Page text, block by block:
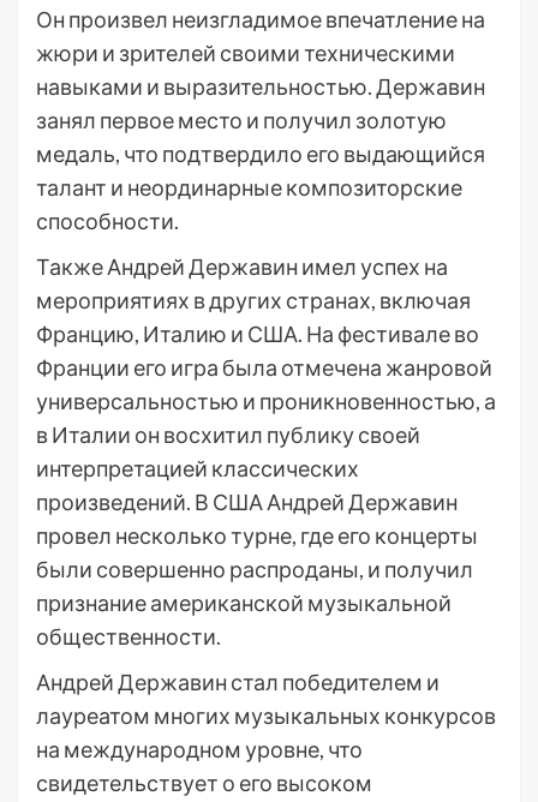
Он произвел неизгладимое впечатление на
жюри и зрителей своими техническими
навыками и выразительностью. Державин
занял первое место и получил золотую
медаль, что подтвердило его выдающийся
талант и неординарные композиторские
способности.
Также Андрей Державин имел успех на
мероприятиях в других странах, включая
Францию, Италию и США. На фестивале во
Франции его игра была отмечена жанровой
универсальностью и проникновенностью, а
в Италии он восхитил публику своей
интерпретацией классических
произведений. В США Андрей Державин
провел несколько турне, где его концерты
были совершенно распроданы, и получил
признание американской музыкальной
общественности.
Андрей Державин стал победителем и
лауреатом многих музыкальных конкурсов
на международном уровне, что
свидетельствует о его высоком